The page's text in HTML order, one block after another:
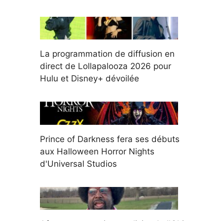
La programmation de diffusion en
direct de Lollapalooza 2026 pour
Hulu et Disney+ dévoilée
Prince of Darkness fera ses débuts
aux Halloween Horror Nights
d'Universal Studios